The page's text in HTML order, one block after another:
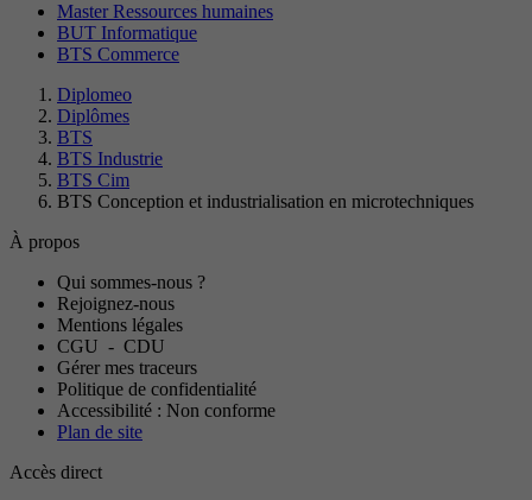
Master Ressources humaines
BUT Informatique
BTS Commerce
Diplomeo
Diplômes
BTS
BTS Industrie
BTS Cim
BTS Conception et industrialisation en microtechniques
À propos
Qui sommes-nous ?
Rejoignez-nous
Mentions légales
CGU - CDU
Gérer mes traceurs
Politique de confidentialité
Accessibilité : Non conforme
Plan de site
Accès direct